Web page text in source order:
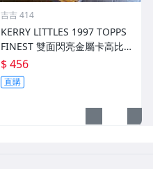
吉吉 414
KERRY LITTLES 1997 TOPPS
FINEST 雙面閃亮金屬卡高比 R
EF 限135/289 前後如圖
$ 456
直購